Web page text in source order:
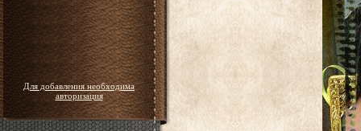
Для добавления необходима
авторизация